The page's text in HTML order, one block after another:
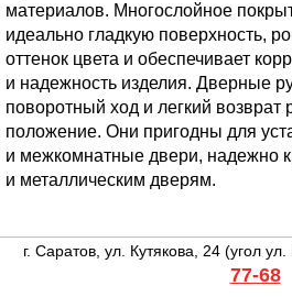
материалов. Многослойное
идеально гладкую поверхность,
оттенок цвета и обеспечивает
и надежность изделия. Дверные
поворотный ход и легкий возврат
положение. Они пригодны для
и межкомнатные двери, надежно
и металлическим дверям.
г. Саратов, ул. Кутякова, 24 (угол ул.
77-68